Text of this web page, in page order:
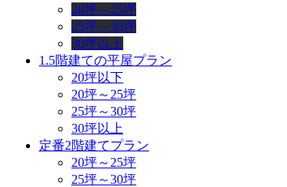
20坪～25坪
25坪～30坪
30坪以上
1.5階建ての平屋プラン
20坪以下
20坪～25坪
25坪～30坪
30坪以上
定番2階建てプラン
20坪～25坪
25坪～30坪